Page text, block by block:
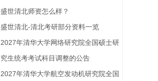
盛世清北师资怎么样？
盛世清北-清北考研部分资料一览
2027年清华大学网络研究院全国硕士研
究生统考考试科目调整的公告
2027年清华大学航空发动机研究院全国